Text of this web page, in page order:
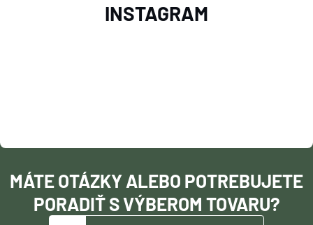
T
MÁTE OTÁZKY ALEBO POTREBUJETE
PORADIŤ S VÝBEROM TOVARU?
INSTAGRAM